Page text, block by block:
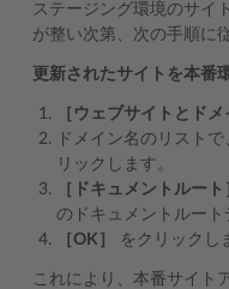
ステージング環境のサイ
が整い次第、次の手順に
更新されたサイトを本番
［ウェブサイトとドメ
ドメイン名のリスト
リックします。
［ドキュメントルート
のドキュメントルート
［OK］
をクリックし
これにより、本番サイト